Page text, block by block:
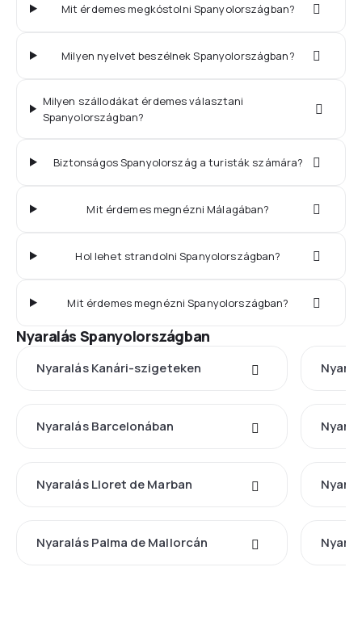
Mit érdemes megkóstolni Spanyolországban?
Milyen nyelvet beszélnek Spanyolországban?
Milyen szállodákat érdemes választani
Spanyolországban?
Biztonságos Spanyolország a turisták számára?
Mit érdemes megnézni Málagában?
Hol lehet strandolni Spanyolországban?
Mit érdemes megnézni Spanyolországban?
Nyaralás Spanyolországban
Nyaralás Kanári-szigeteken
Nyaralás Barcelonában
Nyaralás Lloret de Marban
Nyaralás Palma de Mallorcán